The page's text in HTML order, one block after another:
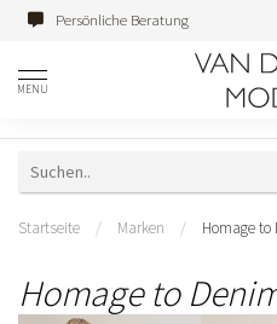
Persönliche Beratung
MENU
Startseite / Marken / Homage to
Homage to